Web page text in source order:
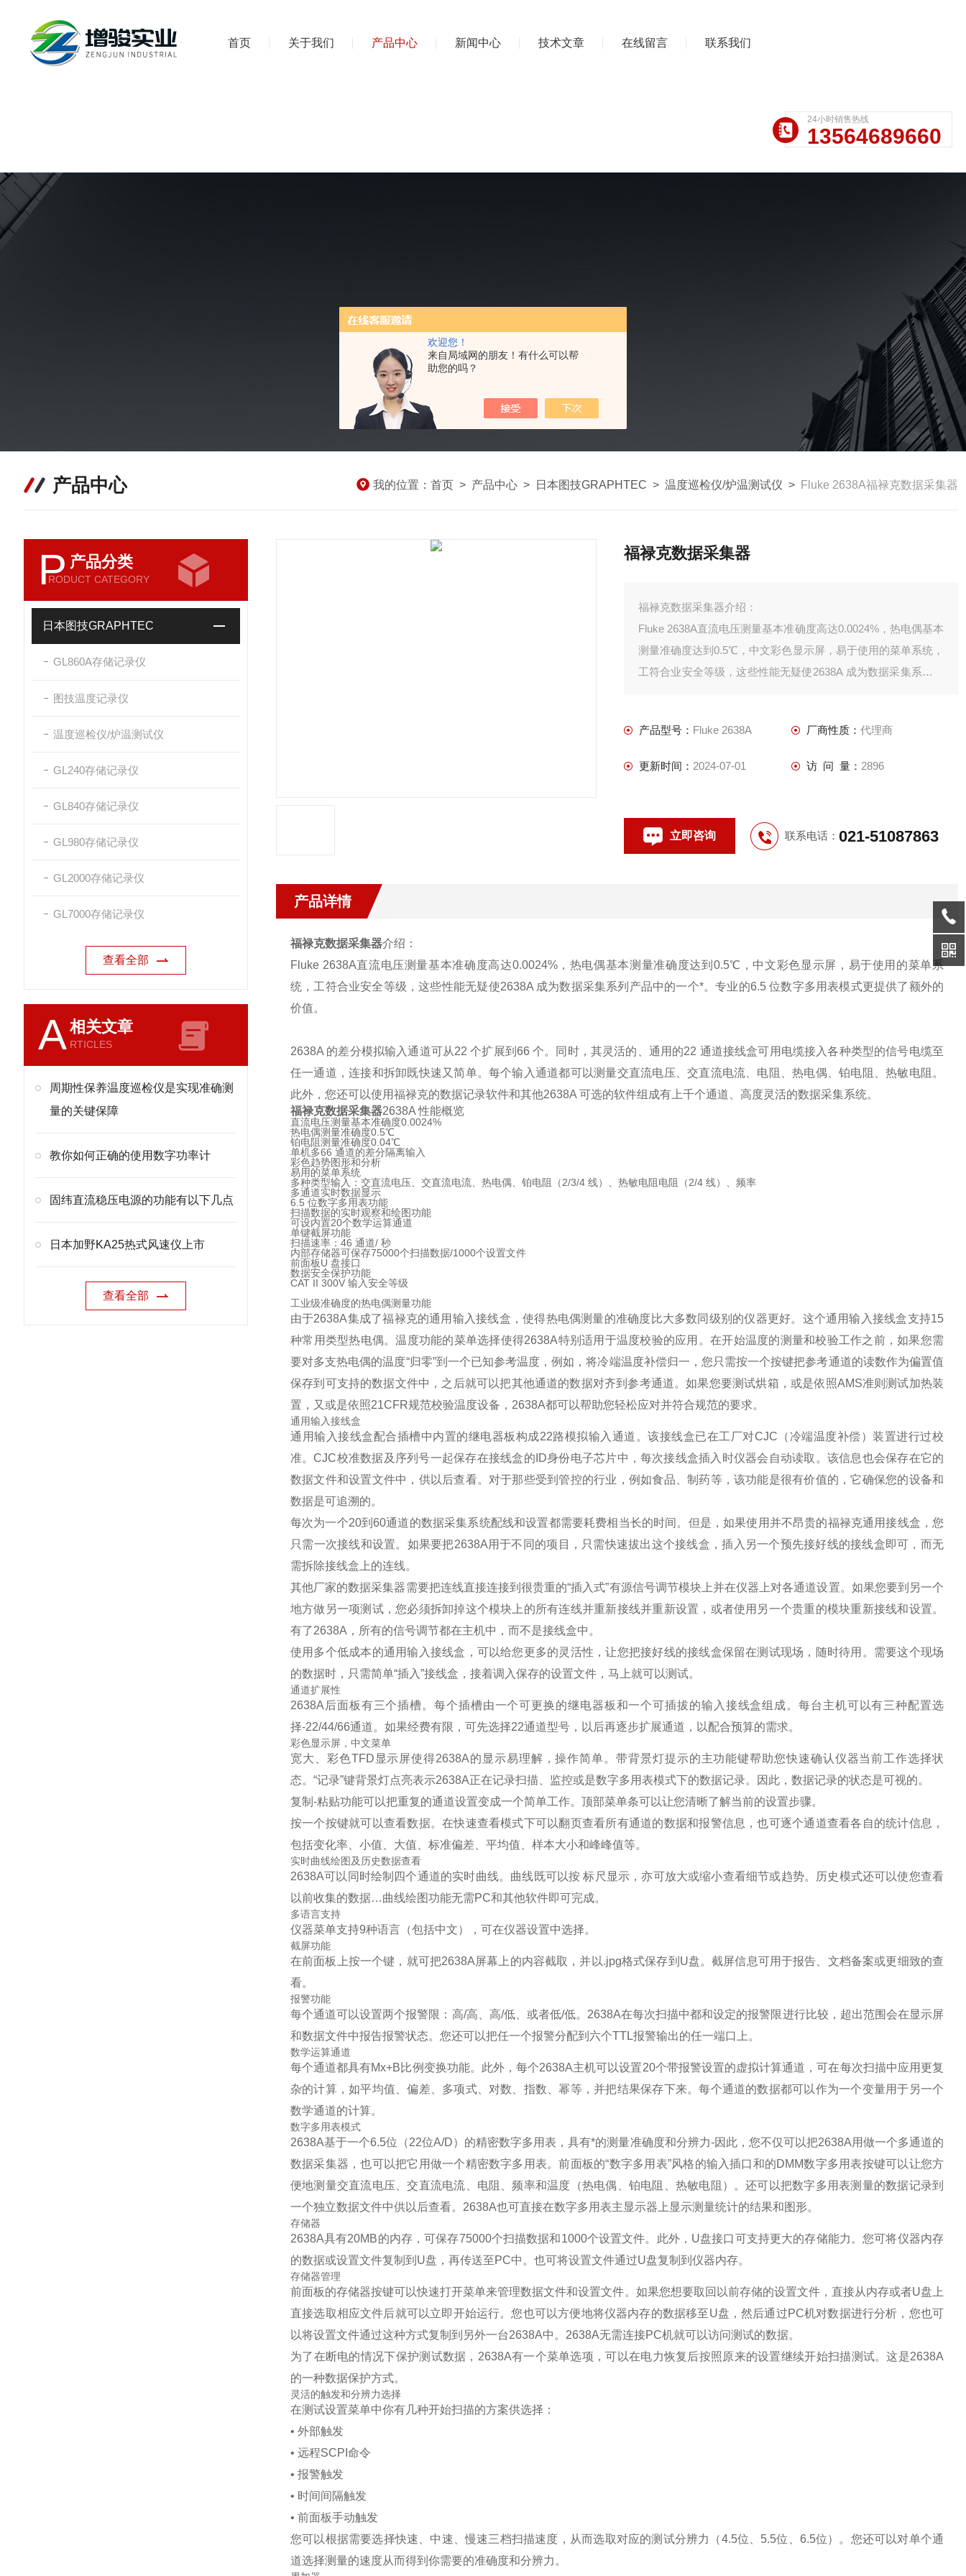
欢迎您！
来自局域网的朋友！有什么可以帮
助您的吗？
首页 关于我们 产品中心 新闻中心 技术文章 在线留言 联系我们
24小时销售热线
13564689660
产品中心 我的位置： 首页 > 产品中心 > 日本图技GRAPHTEC > 温度巡检仪/炉温测试仪 > Fluke 2638A福禄克数据采集器
P 产品分类
RODUCT CATEGORY
日本图技GRAPHTEC
GL860A存储记录仪
图技温度记录仪
温度巡检仪/炉温测试仪
GL240存储记录仪
GL840存储记录仪
GL980存储记录仪
GL2000存储记录仪
GL7000存储记录仪
查看全部
A相关文章
RTICLES
周期性保养温度巡检仪是实现准确测
量的关键保障
教你如何正确的使用数字功率计
固纬直流稳压电源的功能有以下几点
日本加野KA25热式风速仪上市
查看全部
福禄克数据采集器
福禄克数据采集器介绍：
Fluke 2638A直流电压测量基本准确度高达0.0024%，热电偶基本
测量准确度达到0.5℃，中文彩色显示屏，易于使用的菜单系统，
工符合业安全等级，这些性能无疑使2638A 成为数据采集系列产
产品型号： Fluke 2638A 厂商性质： 代理商
更新时间： 2024-07-01 访 问 量： 2896
立即咨询 联系电话： 021-51087863
产品详情
福禄克数据采集器介绍：
Fluke 2638A直流电压测量基本准确度高达0.0024%，热电偶基本测量准确度达到0.5℃，中文彩色显示屏，易于使用的菜单系
统，工符合业安全等级，这些性能无疑使2638A 成为数据采集系列产品中的一个*。专业的6.5 位数字多用表模式更提供了额外的
价值。
2638A 的差分模拟输入通道可从22 个扩展到66 个。同时，其灵活的、通用的22 通道接线盒可用电缆接入各种类型的信号电缆至
任一通道，连接和拆卸既快速又简单。每个输入通道都可以测量交直流电压、交直流电流、电阻、热电偶、铂电阻、热敏电阻。
此外，您还可以使用福禄克的数据记录软件和其他2638A 可选的软件组成有上千个通道、高度灵活的数据采集系统。
福禄克数据采集器2638A 性能概览
直流电压测量基本准确度0.0024%
热电偶测量准确度0.5℃
铂电阻测量准确度0.04℃
单机多66 通道的差分隔离输入
彩色趋势图形和分析
易用的菜单系统
多种类型输入：交直流电压、交直流电流、热电偶、铂电阻（2/3/4 线）、热敏电阻电阻（2/4 线）、频率
多通道实时数据显示
6.5 位数字多用表功能
扫描数据的实时观察和绘图功能
可设内置20个数学运算通道
单键截屏功能
扫描速率：46 通道/ 秒
内部存储器可保存75000个扫描数据/1000个设置文件
前面板U 盘接口
数据安全保护功能
CAT II 300V 输入安全等级
工业级准确度的热电偶测量功能
由于2638A集成了福禄克的通用输入接线盒，使得热电偶测量的准确度比大多数同级别的仪器更好。这个通用输入接线盒支持15
种常用类型热电偶。温度功能的菜单选择使得2638A特别适用于温度校验的应用。在开始温度的测量和校验工作之前，如果您需
要对多支热电偶的温度“归零”到一个已知参考温度，例如，将冷端温度补偿归一，您只需按一个按键把参考通道的读数作为偏置值
保存到可支持的数据文件中，之后就可以把其他通道的数据对齐到参考通道。如果您要测试烘箱，或是依照AMS准则测试加热装
置，又或是依照21CFR规范校验温度设备，2638A都可以帮助您轻松应对并符合规范的要求。
通用输入接线盒
通用输入接线盒配合插槽中内置的继电器板构成22路模拟输入通道。该接线盒已在工厂对CJC（冷端温度补偿）装置进行过校
准。CJC校准数据及序列号一起保存在接线盒的ID身份电子芯片中，每次接线盒插入时仪器会自动读取。该信息也会保存在它的
数据文件和设置文件中，供以后查看。对于那些受到管控的行业，例如食品、制药等，该功能是很有价值的，它确保您的设备和
数据是可追溯的。
每次为一个20到60通道的数据采集系统配线和设置都需要耗费相当长的时间。但是，如果使用并不昂贵的福禄克通用接线盒，您
只需一次接线和设置。如果要把2638A用于不同的项目，只需快速拔出这个接线盒，插入另一个预先接好线的接线盒即可，而无
需拆除接线盒上的连线。
其他厂家的数据采集器需要把连线直接连接到很贵重的“插入式”有源信号调节模块上并在仪器上对各通道设置。如果您要到另一个
地方做另一项测试，您必须拆卸掉这个模块上的所有连线并重新接线并重新设置，或者使用另一个贵重的模块重新接线和设置。
有了2638A，所有的信号调节都在主机中，而不是接线盒中。
使用多个低成本的通用输入接线盒，可以给您更多的灵活性，让您把接好线的接线盒保留在测试现场，随时待用。需要这个现场
的数据时，只需简单“插入”接线盒，接着调入保存的设置文件，马上就可以测试。
通道扩展性
2638A后面板有三个插槽。每个插槽由一个可更换的继电器板和一个可插拔的输入接线盒组成。每台主机可以有三种配置选
择-22/44/66通道。如果经费有限，可先选择22通道型号，以后再逐步扩展通道，以配合预算的需求。
彩色显示屏，中文菜单
宽大、彩色TFD显示屏使得2638A的显示易理解，操作简单。带背景灯提示的主功能键帮助您快速确认仪器当前工作选择状
态。“记录”键背景灯点亮表示2638A正在记录扫描、监控或是数字多用表模式下的数据记录。因此，数据记录的状态是可视的。
复制-粘贴功能可以把重复的通道设置变成一个简单工作。顶部菜单条可以让您清晰了解当前的设置步骤。
按一个按键就可以查看数据。在快速查看模式下可以翻页查看所有通道的数据和报警信息，也可逐个通道查看各自的统计信息，
包括变化率、小值、大值、标准偏差、平均值、样本大小和峰峰值等。
实时曲线绘图及历史数据查看
2638A可以同时绘制四个通道的实时曲线。曲线既可以按 标尺显示，亦可放大或缩小查看细节或趋势。历史模式还可以使您查看
以前收集的数据…曲线绘图功能无需PC和其他软件即可完成。
多语言支持
仪器菜单支持9种语言（包括中文），可在仪器设置中选择。
截屏功能
在前面板上按一个键，就可把2638A屏幕上的内容截取，并以.jpg格式保存到U盘。截屏信息可用于报告、文档备案或更细致的查
看。
报警功能
每个通道可以设置两个报警限：高/高、高/低、或者低/低。2638A在每次扫描中都和设定的报警限进行比较，超出范围会在显示屏
和数据文件中报告报警状态。您还可以把任一个报警分配到六个TTL报警输出的任一端口上。
数学运算通道
每个通道都具有Mx+B比例变换功能。此外，每个2638A主机可以设置20个带报警设置的虚拟计算通道，可在每次扫描中应用更复
杂的计算，如平均值、偏差、多项式、对数、指数、幂等，并把结果保存下来。每个通道的数据都可以作为一个变量用于另一个
数学通道的计算。
数字多用表模式
2638A基于一个6.5位（22位A/D）的精密数字多用表，具有*的测量准确度和分辨力-因此，您不仅可以把2638A用做一个多通道的
数据采集器，也可以把它用做一个精密数字多用表。前面板的“数字多用表”风格的输入插口和的DMM数字多用表按键可以让您方
便地测量交直流电压、交直流电流、电阻、频率和温度（热电偶、铂电阻、热敏电阻）。还可以把数字多用表测量的数据记录到
一个独立数据文件中供以后查看。2638A也可直接在数字多用表主显示器上显示测量统计的结果和图形。
存储器
2638A具有20MB的内存，可保存75000个扫描数据和1000个设置文件。此外，U盘接口可支持更大的存储能力。您可将仪器内存
的数据或设置文件复制到U盘，再传送至PC中。也可将设置文件通过U盘复制到仪器内存。
存储器管理
前面板的存储器按键可以快速打开菜单来管理数据文件和设置文件。如果您想要取回以前存储的设置文件，直接从内存或者U盘上
直接选取相应文件后就可以立即开始运行。您也可以方便地将仪器内存的数据移至U盘，然后通过PC机对数据进行分析，您也可
以将设置文件通过这种方式复制到另外一台2638A中。2638A无需连接PC机就可以访问测试的数据。
为了在断电的情况下保护测试数据，2638A有一个菜单选项，可以在电力恢复后按照原来的设置继续开始扫描测试。这是2638A
的一种数据保护方式。
灵活的触发和分辨力选择
在测试设置菜单中你有几种开始扫描的方案供选择：
• 外部触发
• 远程SCPI命令
• 报警触发
• 时间间隔触发
• 前面板手动触发
您可以根据需要选择快速、中速、慢速三档扫描速度，从而选取对应的测试分辨力（4.5位、5.5位、6.5位）。您还可以对单个通
道选择测量的速度从而得到你需要的准确度和分辨力。